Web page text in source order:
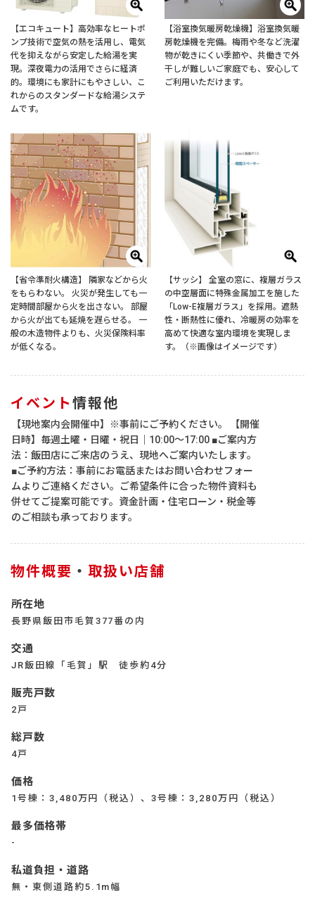
【エコキュート】高効率なヒートポ
ンプ技術で空気の熱を活用し、電気
代を抑えながら安定した給湯を実
現。深夜電力の活用でさらに経済
的。環境にも家計にもやさしい、こ
れからのスタンダードな給湯システ
ムです。
【浴室換気暖房乾燥機】浴室換気暖
房乾燥機を完備。梅雨や冬など洗濯
物が乾きにくい季節や、共働きで外
干しが難しいご家庭でも、安心して
ご利用いただけます。
【省令準耐火構造】 隣家などから火
をもらわない。 火災が発生しても一
定時間部屋から火を出さない。 部屋
から火が出ても延焼を遅らせる。 一
般の木造物件よりも、火災保険料率
が低くなる。
【サッシ】 全室の窓に、複層ガラス
の中空層面に特殊金属加工を施した
「Low-E複層ガラス」を採用。遮熱
性・断熱性に優れ、冷暖房の効率を
高めて快適な室内環境を実現しま
す。（※画像はイメージです）
イベント 情報他
【現地案内会開催中】※事前にご予約ください。 【開催
日時】毎週土曜・日曜・祝日｜10:00～17:00 ■ご案内方
法：飯田店にご来店のうえ、現地へご案内いたします。
■ご予約方法：事前にお電話またはお問い合わせフォー
ムよりご連絡ください。ご希望条件に合った物件資料も
併せてご提案可能です。資金計画・住宅ローン・税金等
のご相談も承っております。
物件概要 ・ 取扱い店舗
所在地
長野県飯田市毛賀377番の内
交通
JR飯田線「毛賀」駅 徒歩約4分
販売戸数
2戸
総戸数
4戸
価格
1号棟：3,480万円（税込）、3号棟：3,280万円（税込）
最多価格帯
-
私道負担・道路
無・東側道路約5.1m幅